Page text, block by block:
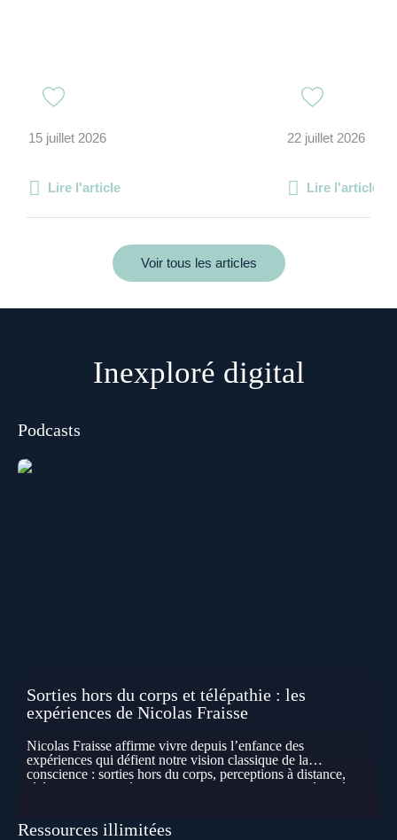
15 juillet 2026
Lire l'article
22 juillet 2026
Lire l'article
Voir tous les articles
Inexploré digital
Podcasts
Sorties hors du corps et télépathie : les
expériences de Nicolas Fraisse
Nicolas Fraisse affirme vivre depuis l’enfance des
expériences qui défient notre vision classique de la
conscience : sorties hors du corps, perceptions à distance,
télépathie spontanée… Comment accueillir ces phénomènes
les pensées d’autrui ? Que deviennent l’espace, le temps… et
Ressources illimitées